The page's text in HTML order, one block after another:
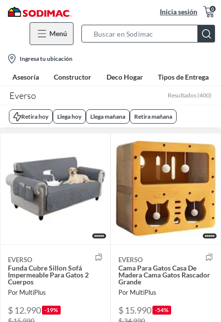
Inicia sesión 0
Menú
Bar
location-
icon
Ingresa tu ubicación
Asesoría Constructor Deco Hogar Tipos de Entrega
Everso Resultados (400)
Retira hoy Llega hoy Llega mañana Retira mañana
EVERSO
Funda Cubre Sillon Sofá
Impermeable Para Gatos 2
Cuerpos
Por MultiPlus
$ 12.990 -19%
EVERSO
Cama Para Gatos Casa De
Madera Cama Gatos Rascador
Grande
Por MultiPlus
$ 15.990 -54%